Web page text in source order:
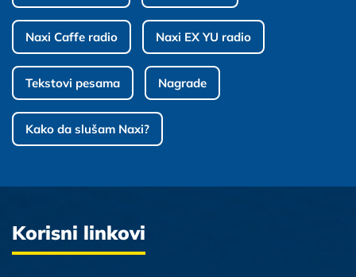
Naxi Caffe radio Naxi EX YU radio
Tekstovi pesama Nagrade
Kako da slušam Naxi?
Korisni linkovi